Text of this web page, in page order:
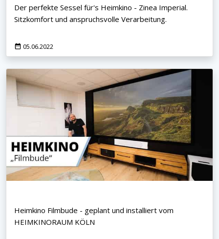
Der perfekte Sessel für's Heimkino - Zinea Imperial.
Sitzkomfort und anspruchsvolle Verarbeitung.
05.06.2022
Heimkino Filmbude - geplant und installiert vom
HEIMKINORAUM KÖLN